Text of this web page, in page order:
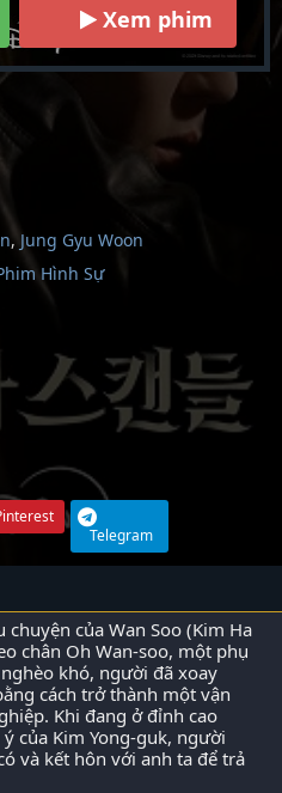
Xem phim
, Jung Gyu Woon
Hình Sự
Telegram
của Wan Soo (Kim Ha
chân Oh Wan-soo, một phụ
khó, người đã xoay
cách trở thành một vận
Khi đang ở đỉnh cao
của Kim Yong-guk, người
và kết hôn với anh ta để trả